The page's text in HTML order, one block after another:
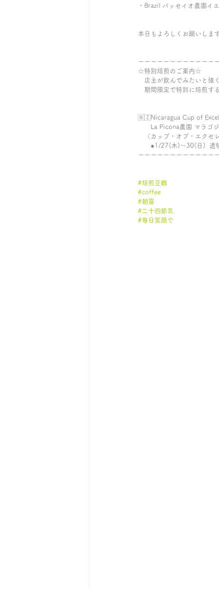
・Brazil パッセイオ農園イ
本日もよろしくお願いしま
ーーーーーーーーーーーー
☆特別焙煎のご案内☆
店主が飲んでみたいと強
期間限定で特別に焙煎す
🇳🇮Nicaragua Cup of
La Picona農園 マラゴジ
（カップ・オブ・エクセ
●1/27(木)〜30(日)  透明
ーーーーーーーーーーーー
#焙煎豆鶴
#coffee
#朝霧
#二十四節気
#毎日笑顔で